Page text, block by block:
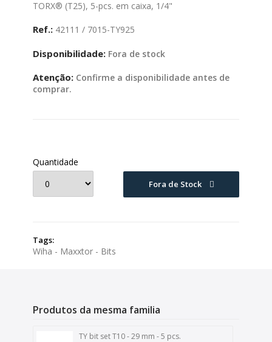
TORX® (T25), 5-pcs. em caixa, 1/4"
Ref.: 42111 / 7015-TY925
Disponibilidade: Fora de stock
Atenção: Confirme a disponibilidade antes de
comprar.
Quantidade
Fora de Stock
Tags:
Wiha - Maxxtor - Bits
Produtos da mesma familia
TY bit set T10 - 29 mm - 5 pcs.